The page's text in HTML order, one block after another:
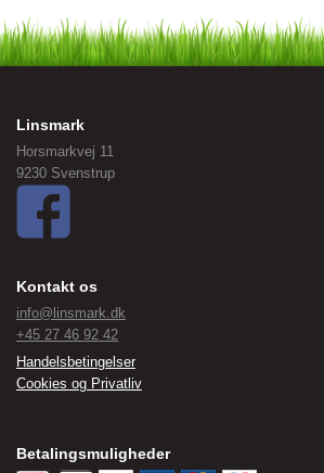
Linsmark
Horsmarkvej 11
9230 Svenstrup
Kontakt os
info@linsmark.dk
+45 27 46 92 42
Handelsbetingelser
Cookies og Privatliv
Betalingsmuligheder